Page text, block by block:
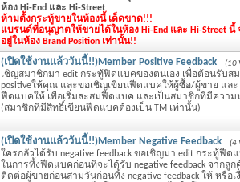
ห้อง Hi-End และ Hi-Street
ห้ามตั้งกระทู้ขายในห้องนี้ เด็ดขาด!!!
แบรนด์ที่อนุญาตให้ขายได้ในห้อง Hi-End และ Hi-Street
อยู่ในห้อง Brand Position เท่านั้น!!
(เปิดใช้งานแล้ววันนี้!!)Member Positive Feedback (10
เชิญสมาชิกมา edit กระทู้ฟีดแบคของตนเอง เพื่อต้อนรับส
positiveให้คุณ และขอเชิญเขียนฟีดแบคให้ผู้ซื้อ/ผู้ขาย แล
ฟีดแบคให้ เพื่อเริ่มสะสมฟีดแบค และเป็นสมาชิกที่มีความ
(สมาชิกที่มีสิทธิ์เขียนฟีดแบคต้องเป็น TM เท่านั้น)
(เปิดใช้งานแล้ววันนี้!!)Member Negative Feedback (4
ใครกลัวได้รับ negative feedback ขอเชิญมา edit กระทู้ฟีด
ในการทิ้งฟีดแบคก่อนที่จะได้รับ negative feedback จากลู
ติดต่อผู้ขายก่อนสามวันก่อนทิ้ง negative feedback ให้ หรือ